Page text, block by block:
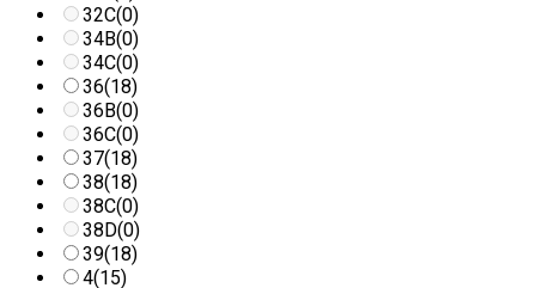
32C(0)
34B(0)
34C(0)
36(18)
36B(0)
36C(0)
37(18)
38(18)
38C(0)
38D(0)
39(18)
4(15)